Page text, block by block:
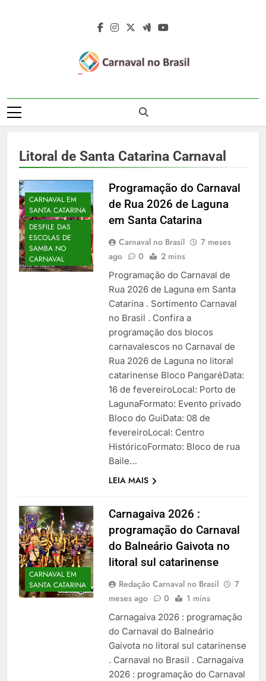
Carnaval No
Brasil 2027 –
2027 – Desfile
Das Escolas De
Samba
Rua 2027 – Desfile Das Escolas De
Samba – Fotos Carnaval 2026 – Blocos
Rainhas De Bateria – Famosos No
Carnaval
Litoral de Santa Catarina Carnaval
CARNAVAL EM
SANTA CATARINA
DESFILE DAS
ESCOLAS DE
SAMBA NO
CARNAVAL
Programação do Carnaval
de Rua 2026 de Laguna
em Santa Catarina
Carnaval no Brasil
7 meses
ago
0 2 mins
Programação do Carnaval de
Rua 2026 de Laguna em Santa
Catarina . Sortimento Carnaval
no Brasil . Confira a
programação dos blocos
carnavalescos no Carnaval de
Rua 2026 de Laguna no litoral
catarinense Bloco PangaréData:
16 de fevereiroLocal: Porto de
LagunaFormato: Evento privado
Bloco do GuiData: 08 de
fevereiroLocal: Centro
HistóricoFormato: Bloco de rua
Baile…
LEIA MAIS
CARNAVAL EM
SANTA CATARINA
Carnagaiva 2026 :
programação do Carnaval
do Balneário Gaivota no
litoral sul catarinense
Redação Carnaval no Brasil
7
meses ago
0 1 mins
Carnagaiva 2026 : programação
do Carnaval do Balneário
Gaivota no litoral sul catarinense
. Carnaval no Brasil . Carnagaiva
2026 : programação do Carnaval